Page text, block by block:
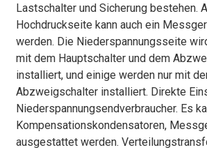
Lastschalter und Sicherung bestehen.
Hochdruckseite kann auch ein
werden. Die Niederspannungsseite
mit dem Hauptschalter und dem
installiert, und einige werden nur mit
Abzweigschalter installiert. Direkte
Niederspannungsendverbraucher. Es
Kompensationskondensatoren,
ausgestattet werden.